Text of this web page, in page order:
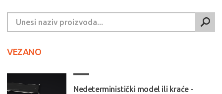
VEZANO
Nedeterministički model ili kraće -